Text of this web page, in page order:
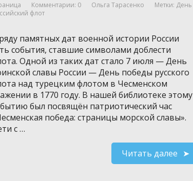
Комментарии: 0 Ольга Тарасенко Метки: День
флот
памятных дат военной истории России
события, ставшие символами доблести
Одной из таких дат стало 7 июля — День
славы России — День победы русского
над турецким флотом в Чесменском
в 1770 году. В нашей библиотеке этому
был посвящён патриотический час
победа: страницы морской славы».
с …
Читать далее